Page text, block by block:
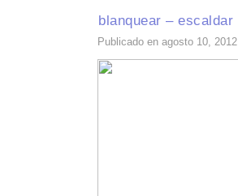
blanquear – escaldar
Publicado en agosto 10, 2012